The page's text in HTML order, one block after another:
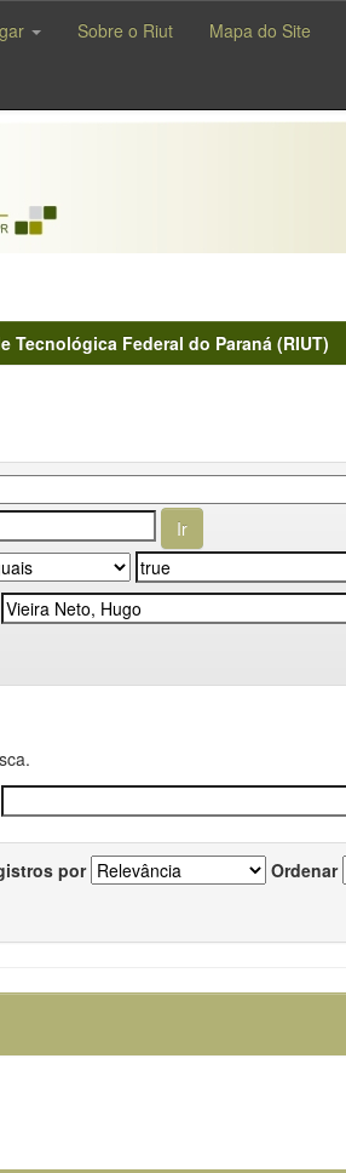
Sobre o Riut Mapa do Site
Federal do Paraná (RIUT)
por Ordenar